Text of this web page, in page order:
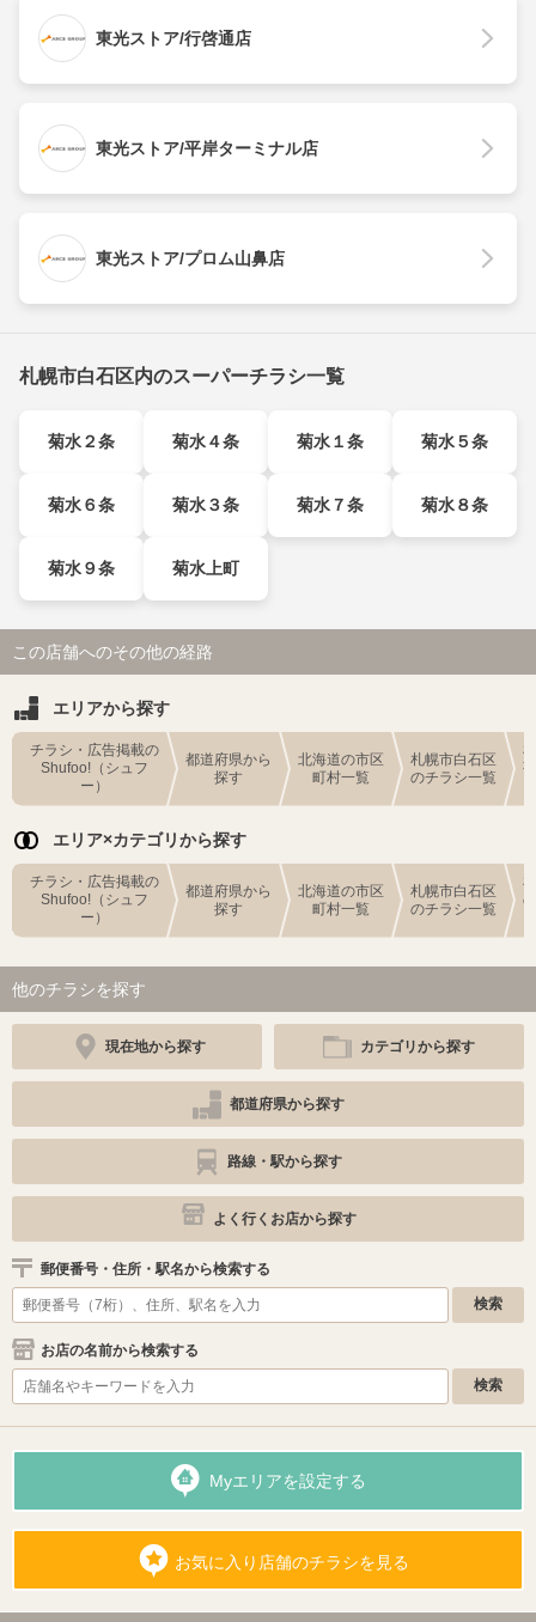
東光ストア/行啓通店
東光ストア/平岸ターミナル店
東光ストア/プロム山鼻店
札幌市白石区内のスーパーチラシ一覧
菊水２条 菊水４条 菊水１条 菊水５条
菊水６条 菊水３条 菊水７条 菊水８条
菊水９条 菊水上町
この店舗へのその他の経路
エリアから探す
チラシ・広告掲載の
Shufoo!（シュフ
ー）
都道府県から
探す
北海道の市区
町村一覧
札幌市白石区
のチラシ一覧
エリア×カテゴリから探す
チラシ・広告掲載の
Shufoo!（シュフ
ー）
都道府県から
探す
北海道の市区
町村一覧
札幌市白石区
のチラシ一覧
他のチラシを探す
現在地から探す カテゴリから探す
都道府県から探す
路線・駅から探す
よく行くお店から探す
郵便番号・住所・駅名から検索する
お店の名前から検索する
Myエリアを設定する
お気に入り店舗のチラシを見る